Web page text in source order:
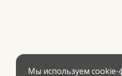
Мы используем cookie-